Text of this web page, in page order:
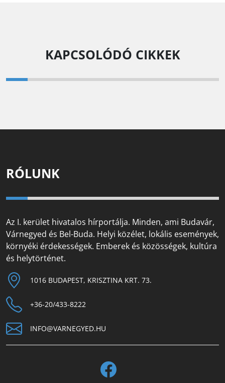
KAPCSOLÓDÓ CIKKEK
RÓLUNK
Az I. kerület hivatalos hírportálja. Minden, ami Budavár,
Várnegyed és Bel-Buda. Helyi közélet, lokális események,
környéki érdekességek. Emberek és közösségek, kultúra
és helytörténet.
1016 BUDAPEST, KRISZTINA KRT. 73.
+36-20/433-8222
INFO@VARNEGYED.HU